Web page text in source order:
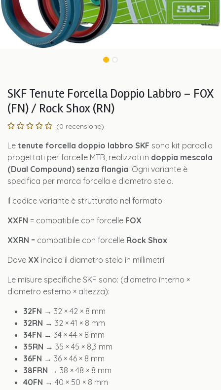
SKF Tenute Forcella Doppio Labbro – FOX
(FN) / Rock Shox (RN)
(0 recensione)
Le tenute forcella doppio labbro SKF sono kit paraolio
progettati per forcelle MTB, realizzati in doppia mescola
(Dual Compound) senza flangia. Ogni variante è
specifica per marca forcella e diametro stelo.
Il codice variante è strutturato nel formato:
XXFN = compatibile con forcelle FOX
XXRN = compatibile con forcelle Rock Shox
Dove XX indica il diametro stelo in millimetri.
Le misure specifiche SKF sono: (diametro interno ×
diametro esterno × altezza):
32FN → 32 × 42 × 8 mm
32RN → 32 × 41 × 8 mm
34FN → 34 × 44 × 8 mm
35RN → 35 × 45 × 8,3 mm
36FN → 36 × 46 × 8 mm
38FRN → 38 × 48 × 8 mm
40FN → 40 × 50 × 8 mm